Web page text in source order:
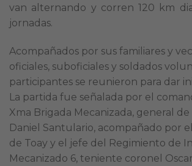
van alternando y corren 120 km
jornadas.
Acompañados por sus familiares y
oficiales, suboficiales y soldados
participantes se reunieron para dar
La partida fue señalada por el
Xma Brigada Mecanizada, general
Daniel Santulario, acompañado por
de Toay y el jefe del Regimiento de
Mecanizado 6, teniente coronel Oscar